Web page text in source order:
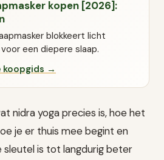
kopen [2026]:
blokkeert licht
een diepere slaap.
koopgids →
nidra yoga precies is, hoe het
je er thuis mee begint en
sleutel is tot langdurig beter